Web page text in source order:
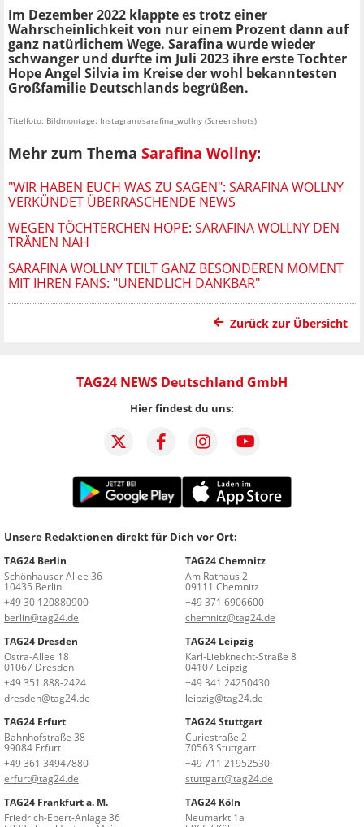
Im Dezember 2022 klappte es trotz einer
Wahrscheinlichkeit von nur einem Prozent dann auf
ganz natürlichem Wege. Sarafina wurde wieder
schwanger und durfte im Juli 2023 ihre erste Tochter
Hope Angel Silvia im Kreise der wohl bekanntesten
Großfamilie Deutschlands begrüßen.
Titelfoto: Bildmontage: Instagram/sarafina_wollny (Screenshots)
Mehr zum Thema Sarafina Wollny:
"WIR HABEN EUCH WAS ZU SAGEN": SARAFINA WOLLNY
VERKÜNDET ÜBERRASCHENDE NEWS
WEGEN TÖCHTERCHEN HOPE: SARAFINA WOLLNY DEN
TRÄNEN NAH
SARAFINA WOLLNY TEILT GANZ BESONDEREN MOMENT
MIT IHREN FANS: "UNENDLICH DANKBAR"
Zurück zur Übersicht
TAG24 NEWS Deutschland GmbH
Hier findest du uns:
Unsere Redaktionen direkt für Dich vor Ort:
TAG24 Berlin
Schönhauser Allee 36
10435 Berlin
+49 30 120880900
berlin@tag24.de
TAG24 Chemnitz
Am Rathaus 2
09111 Chemnitz
+49 371 6906600
chemnitz@tag24.de
TAG24 Dresden
Ostra-Allee 18
01067 Dresden
+49 351 888-2424
dresden@tag24.de
TAG24 Leipzig
Karl-Liebknecht-Straße 8
04107 Leipzig
+49 341 24250430
leipzig@tag24.de
TAG24 Erfurt
Bahnhofstraße 38
99084 Erfurt
+49 361 34947880
erfurt@tag24.de
TAG24 Stuttgart
Curiestraße 2
70563 Stuttgart
+49 711 21952530
stuttgart@tag24.de
TAG24 Frankfurt a. M.
Friedrich-Ebert-Anlage 36
TAG24 Köln
Neumarkt 1a